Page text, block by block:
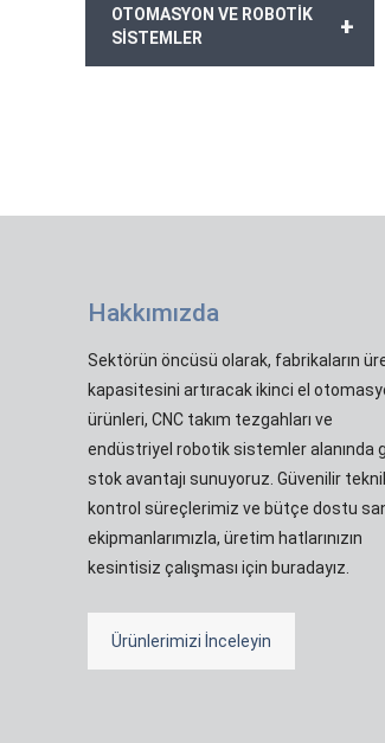
+
OTOMASYON VE ROBOTİK
SİSTEMLER
Hakkımızda
Sektörün öncüsü olarak, fabrikaların
kapasitesini artıracak ikinci el
ürünleri, CNC takım tezgahları ve
endüstriyel robotik sistemler alanında
stok avantajı sunuyoruz. Güvenilir
kontrol süreçlerimiz ve bütçe dostu
ekipmanlarımızla, üretim hatlarınızın
kesintisiz çalışması için buradayız.
Ürünlerimizi İnceleyin